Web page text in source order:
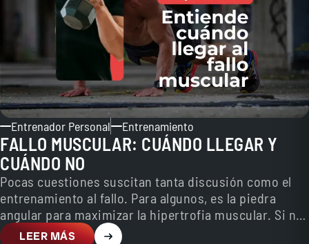
Entrenador Personal Entrenamiento
FALLO MUSCULAR: CUÁNDO LLEGAR Y
CUÁNDO NO
Pocas cuestiones suscitan tanta discusión como el
entrenamiento al fallo. Para algunos, es la piedra
angular para maximizar la hipertrofia muscular. Si no
llegas…LEER MÁS